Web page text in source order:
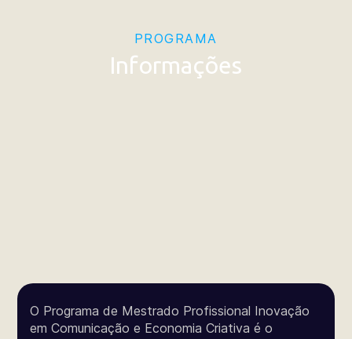
PROGRAMA
Informações
O Programa de Mestrado Profissional Inovação
em Comunicação e Economia Criativa é o